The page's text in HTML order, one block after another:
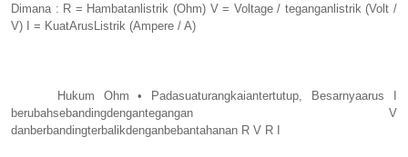
Dimana : R = Hambatanlistrik (Ohm) V = Voltage / teganganlistrik (Volt /
V) I = KuatArusListrik (Ampere / A)
Hukum Ohm • Padasuaturangkaiantertutup, Besarnyaarus I
berubahsebandingdengantegangan V
danberbandingterbalikdenganbebantahanan R V R I